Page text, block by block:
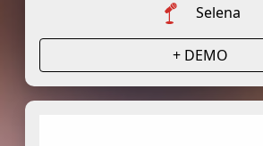
Selena
+ DEMO